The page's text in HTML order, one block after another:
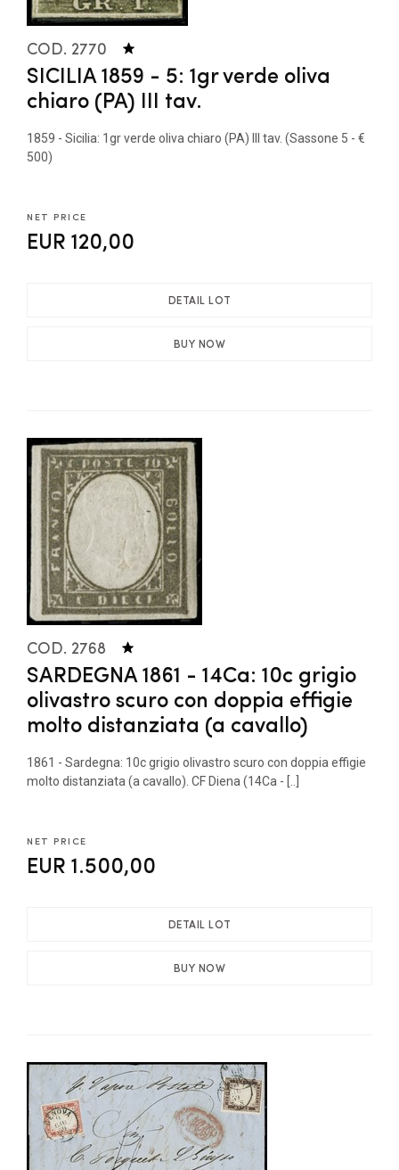
COD. 2770
SICILIA 1859 - 5: 1gr verde oliva
chiaro (PA) III tav.
1859 - Sicilia: 1gr verde oliva chiaro (PA) III tav. (Sassone 5 - €
500)
NET PRICE
EUR 120,00
DETAIL LOT
BUY NOW
COD. 2768
SARDEGNA 1861 - 14Ca: 10c grigio
olivastro scuro con doppia effigie
molto distanziata (a cavallo)
1861 - Sardegna: 10c grigio olivastro scuro con doppia effigie
molto distanziata (a cavallo). CF Diena (14Ca - [..]
NET PRICE
EUR 1.500,00
DETAIL LOT
BUY NOW